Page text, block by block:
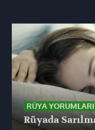
RÜYA YORUMLARI
Rüyada